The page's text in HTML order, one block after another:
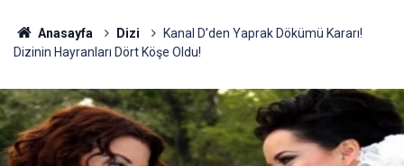
Anasayfa Dizi
Kanal D’den Yaprak Dökümü Kararı!
Dizinin Hayranları Dört Köşe Oldu!